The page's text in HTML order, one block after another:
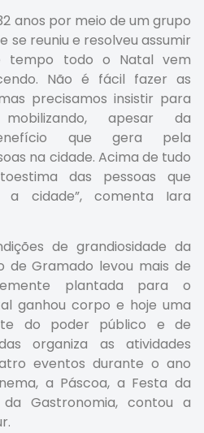
anos por meio de um grupo
se reuniu e resolveu assumir
tempo todo o Natal vem
Não é fácil fazer as
precisamos insistir para
apesar da
que gera pela
na cidade. Acima de tudo
das pessoas que
a cidade”, comenta Iara
de grandiosidade da
de Gramado levou mais de
plantada para o
ganhou corpo e hoje uma
do poder público e de
organiza as atividades
eventos durante o ano
a Páscoa, a Festa da
Gastronomia, contou a